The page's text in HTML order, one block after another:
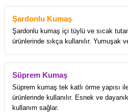
Şardonlu Kumaş
Şardonlu kumaş içi tüylü ve sıcak
ürünlerinde sıkça kullanılır. Yumuşak
Süprem Kumaş
Süprem kumaş tek katlı örme yapısı
ürünlerinde kullanılır. Esnek ve
kullanım sağlar.